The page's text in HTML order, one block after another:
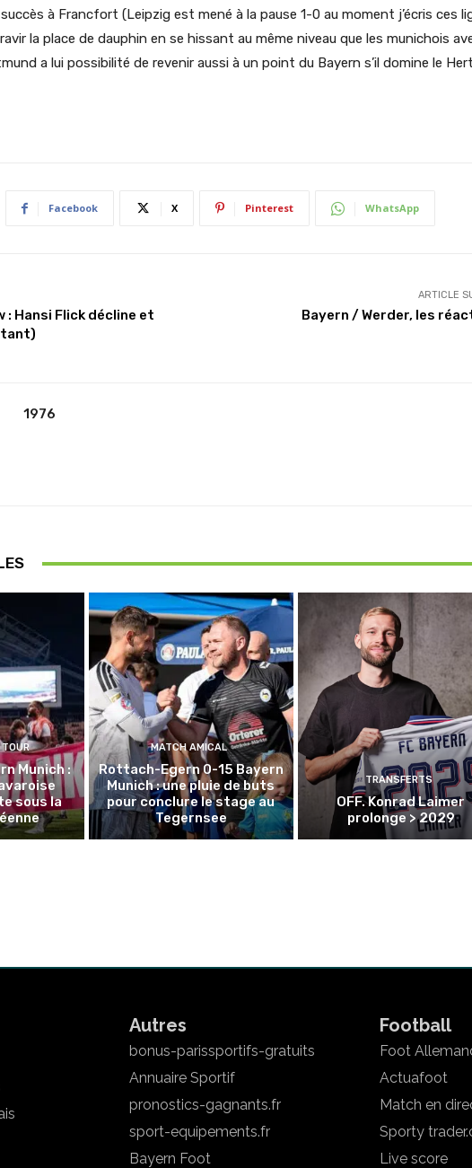
à Francfort (Leipzig est mené à la pause 1-0 au moment j’écris ces
la place de dauphin en se hissant au même niveau que les munichois
a lui possibilité de revenir aussi à un point du Bayern s’il domine le
Facebook X Pinterest WhatsApp
: Hansi Flick décline et
ARTICLE
Bayern / Werder, les
1976
Munich :
sous la
MATCH AMICAL
Rottach-Egern 0-15 Bayern
Munich : une pluie de buts
pour conclure le stage au
Tegernsee
TRANSFERTS
OFF. Konrad Laimer
prolonge > 2029
Autres
bonus-parissportifs-gratuits
Annuaire Sportif
pronostics-gagnants.fr
sport-equipements.fr
Bayern Foot
Football
Foot
Actuafoot
Match en
Sporty
Live score